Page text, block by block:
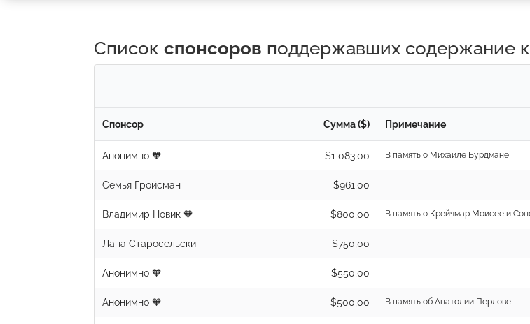
Списокспонсоров поддержавших содержание
Cпонсор Сумма ($) Примечание
Анонимно 🧡 $1 083,00 В память о Михаиле Бурдмане
Семья Гройсман $961,00
Владимир Новик 🧡 $800,00 В память о Крейчмар Моисее и
Лана Старосельски $750,00
Анонимно 🧡 $550,00
Анонимно 🧡 $500,00 В память об Анатолии Перлове